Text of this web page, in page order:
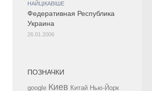
НАЙЦІКАВІШЕ
Федеративная Республика
Украина
26.01.2006
ПОЗНАЧКИ
google Киев Китай Нью-Йорк